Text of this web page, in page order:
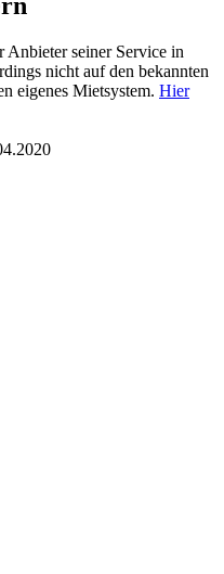
seiner Service in
nicht auf den bekannten
eigenes Mietsystem. Hier